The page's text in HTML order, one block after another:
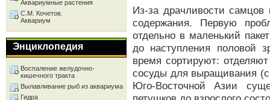
Из-за драчливости самцов
содержания. Первую
отдельно в маленький
до наступления половой
время сортируют:
сосуды для выращивания
Юго-Восточной Азии
Аквариумные растения
С.М. Кочетов.
Аквариум
Энциклопедия
Воспаление желудочно-
кишечного тракта
Вылавливание рыб из аквариума
Гидра